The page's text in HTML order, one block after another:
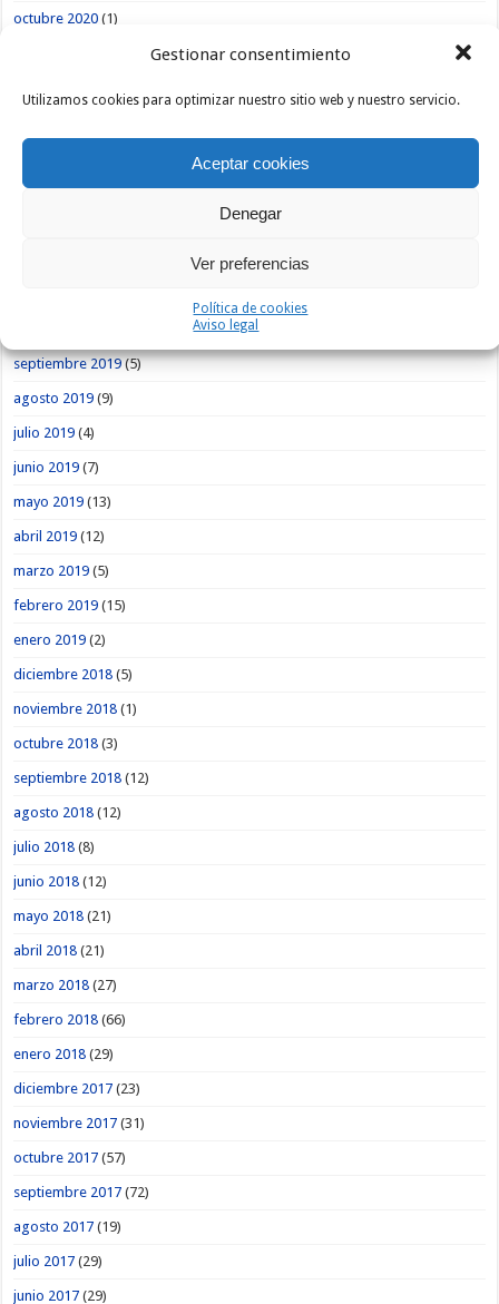
Gestionar consentimiento
Utilizamos cookies para optimizar nuestro sitio web y nuestro servicio.
Aceptar cookies
Denegar
Ver preferencias
Política de cookies
Aviso legal
octubre 2020 (1)
febrero 2020(7)
septiembre 2019(5)
agosto 2019 (9)
julio 2019 (4)
junio 2019 (7)
mayo 2019 (13)
abril 2019 (12)
marzo 2019 (5)
febrero 2019 (15)
enero 2019 (2)
diciembre 2018 (5)
noviembre 2018 (1)
octubre 2018 (3)
septiembre 2018 (12)
agosto 2018 (12)
julio 2018 (8)
junio 2018 (12)
mayo 2018 (21)
abril 2018 (21)
marzo 2018 (27)
febrero 2018 (66)
enero 2018 (29)
diciembre 2017 (23)
noviembre 2017 (31)
octubre 2017 (57)
septiembre 2017 (72)
agosto 2017 (19)
julio 2017 (29)
junio 2017 (29)